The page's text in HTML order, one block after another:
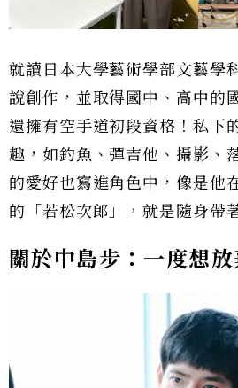
就讀日本大學藝術學部文藝學
說創作，並取得國中、高中的
還擁有空手道初段資格！私下
趣，如釣魚、彈吉他、攝影、
的愛好也寫進角色中，像是他
的「若松次郎」，就是隨身帶
關於中島步：一度想